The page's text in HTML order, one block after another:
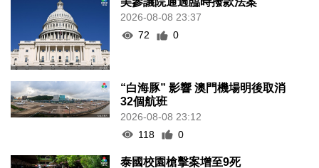
2026-08-08 23:37
72
0
“白海豚” 影響 澳門機場明後取消
32個航班
2026-08-08 23:12
118
0
泰國校園槍擊案增至9死